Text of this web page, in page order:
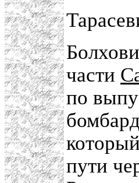
части
по
пути